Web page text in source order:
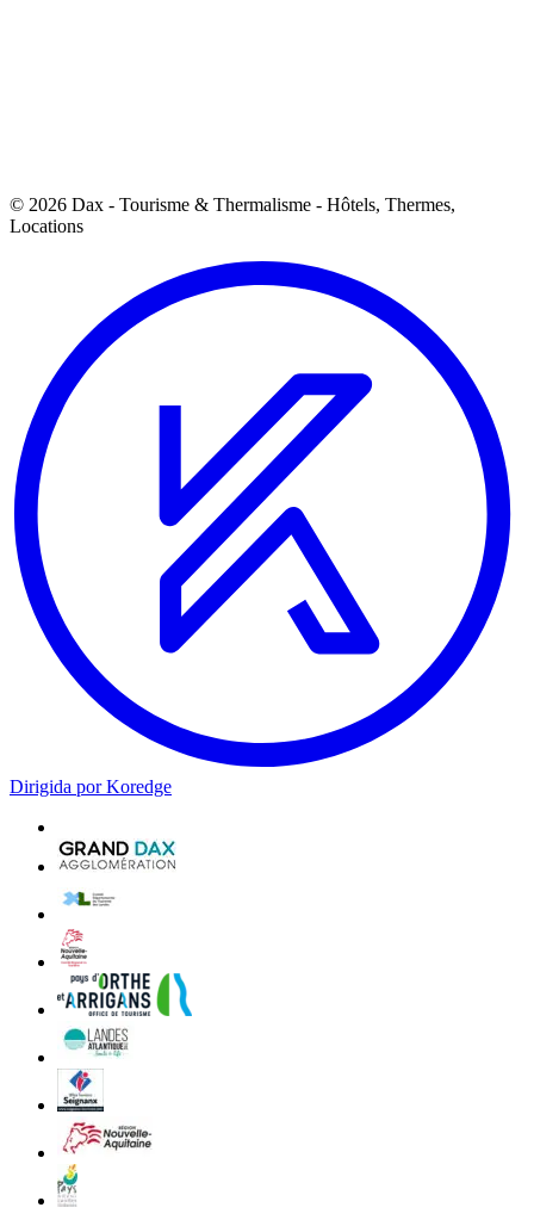
© 2026 Dax - Tourisme & Thermalisme - Hôtels, Thermes,
Locations
Dirigida por Koredge